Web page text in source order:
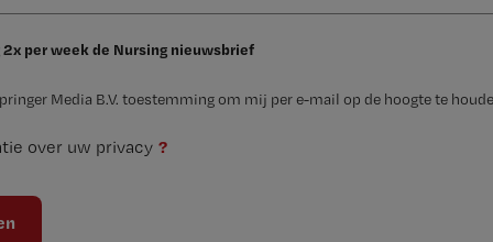
2x per week de Nursing nieuwsbrief
Media B.V. toestemming om mij per e-mail op de hoogte te
over uw privacy ?